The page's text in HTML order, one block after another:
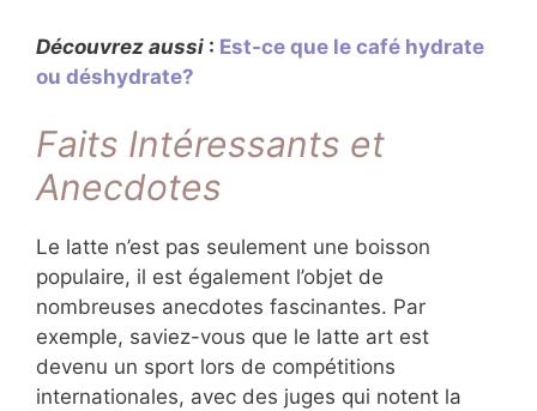
Découvrez aussi : Est-ce que le café hydrate
ou déshydrate?
Faits Intéressants et
Anecdotes
Le latte n’est pas seulement une boisson
populaire, il est également l’objet de
nombreuses anecdotes fascinantes. Par
exemple, saviez-vous que le latte art est
devenu un sport lors de compétitions
internationales, avec des juges qui notent la